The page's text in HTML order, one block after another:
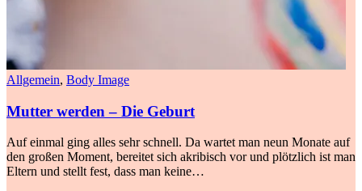
Allgemein, Body Image
Mutter werden – Die Geburt
Auf einmal ging alles sehr schnell. Da wartet man neun Monate auf
den großen Moment, bereitet sich akribisch vor und plötzlich ist man
Eltern und stellt fest, dass man keine…